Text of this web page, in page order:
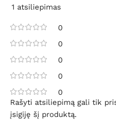
1 atsiliepimas
0
0
0
0
0
Rašyti atsiliepimą gali tik
įsigiję šį produktą.